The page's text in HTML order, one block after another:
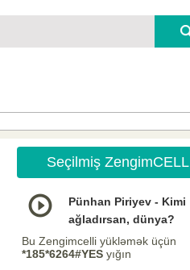
Seçilmiş ZengimCELL
Pünhan Piriyev - Kimi
ağladırsan, dünya?
Bu Zengimcelli yükləmək üçün
*185*6264#YES yığın